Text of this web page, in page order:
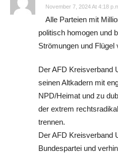
November 7, 2024 At 4:18
Alle Parteien mit
politisch homogen und
Strömungen und Flügel
Der AFD Kreisverband
seinen Altkadern mit
NPD/Heimat und zu
der extrem
trennen.
Der AFD Kreisverband
Bundespartei und